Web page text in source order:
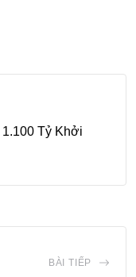
Tỷ Khởi
BÀI TIẾP